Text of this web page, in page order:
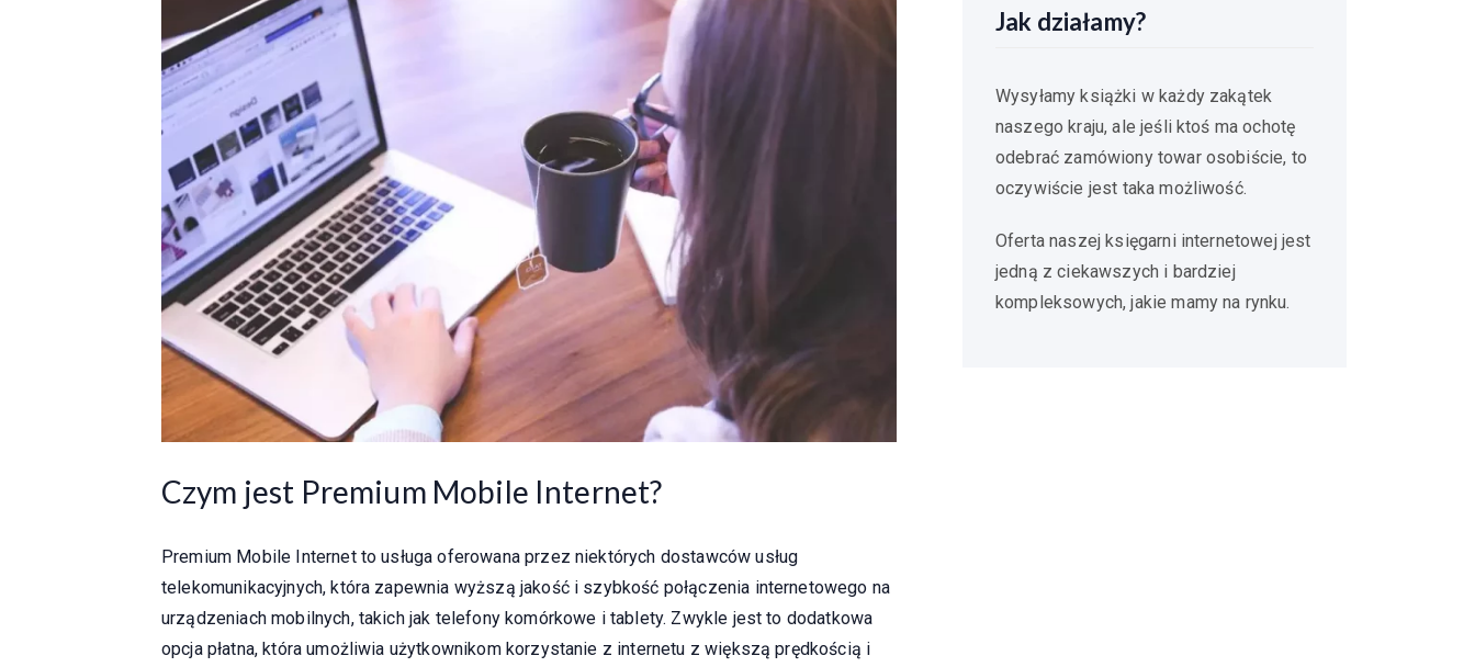
Czym jest Premium Mobile Internet?
Premium Mobile Internet to usługa oferowana przez niektórych dostawców usług
telekomunikacyjnych, która zapewnia wyższą jakość i szybkość połączenia internetowego na
urządzeniach mobilnych, takich jak telefony komórkowe i tablety. Zwykle jest to dodatkowa
opcja płatna, która umożliwia użytkownikom korzystanie z internetu z większą prędkością i
Jak działamy?
Wysyłamy książki w każdy zakątek
naszego kraju, ale jeśli ktoś ma ochotę
odebrać zamówiony towar osobiście, to
oczywiście jest taka możliwość.
Oferta naszej księgarni internetowej jest
jedną z ciekawszych i bardziej
kompleksowych, jakie mamy na rynku.